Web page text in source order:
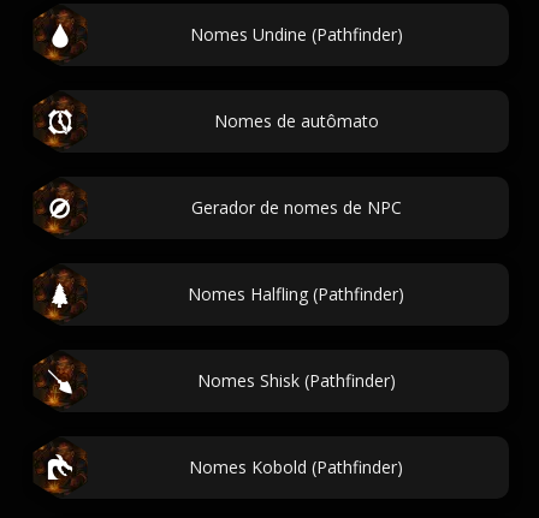
Nomes Undine (Pathfinder)
Nomes de autômato
Gerador de nomes de NPC
Nomes Halfling (Pathfinder)
Nomes Shisk (Pathfinder)
Nomes Kobold (Pathfinder)